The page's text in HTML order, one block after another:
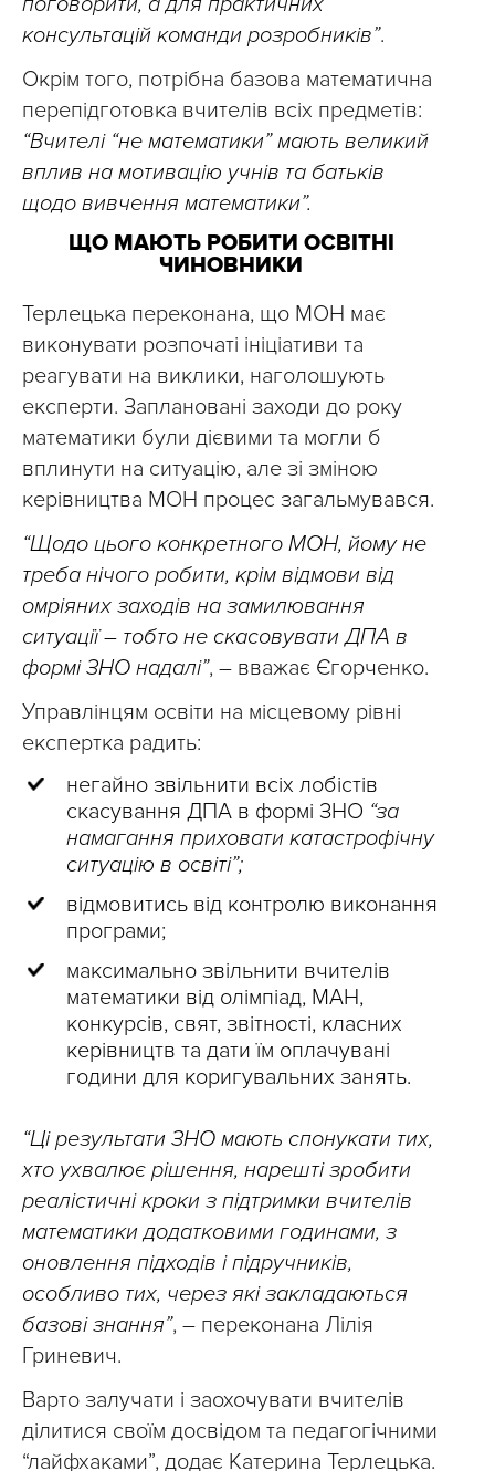
консультацій команди розробників”.
Окрім того, потрібна базова математична
перепідготовка вчителів всіх предметів:
“Вчителі “не математики” мають великий
вплив на мотивацію учнів та батьків
щодо вивчення математики”.
ЩО МАЮТЬ РОБИТИ ОСВІТНІ
ЧИНОВНИКИ
Терлецька переконана, що МОН має
виконувати розпочаті ініціативи та
реагувати на виклики, наголошують
експерти. Заплановані заходи до року
математики були дієвими та могли б
вплинути на ситуацію, але зі зміною
керівництва МОН процес загальмувався.
“Щодо цього конкретного МОН, йому не
треба нічого робити, крім відмови від
омріяних заходів на замилювання
ситуації – тобто не скасовувати ДПА в
формі ЗНО надалі”, – вважає Єгорченко.
Управлінцям освіти на місцевому рівні
експертка радить:
негайно звільнити всіх лобістів
скасування ДПА в формі ЗНО “за
намагання приховати катастрофічну
ситуацію в освіті”;
відмовитись від контролю виконання
програми;
максимально звільнити вчителів
математики від олімпіад, МАН,
конкурсів, свят, звітності, класних
керівництв та дати їм оплачувані
години для коригувальних занять.
“Ці результати ЗНО мають спонукати тих,
хто ухвалює рішення, нарешті зробити
реалістичні кроки з підтримки вчителів
математики додатковими годинами, з
оновлення підходів і підручників,
особливо тих, через які закладаються
базові знання”, – переконана Лілія
Гриневич.
Варто залучати і заохочувати вчителів
ділитися своїм досвідом та педагогічними
“лайфхаками”, додає Катерина Терлецька.